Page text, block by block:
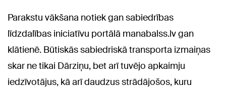
Parakstu vākšana notiek gan sabiedrības
līdzdalības iniciatīvu portālā manabalss.lv gan
klātienē. Būtiskās sabiedriskā transporta izmaiņas
skar ne tikai Dārziņu, bet arī tuvējo apkaimju
iedzīvotājus, kā arī daudzus strādājošos, kuru